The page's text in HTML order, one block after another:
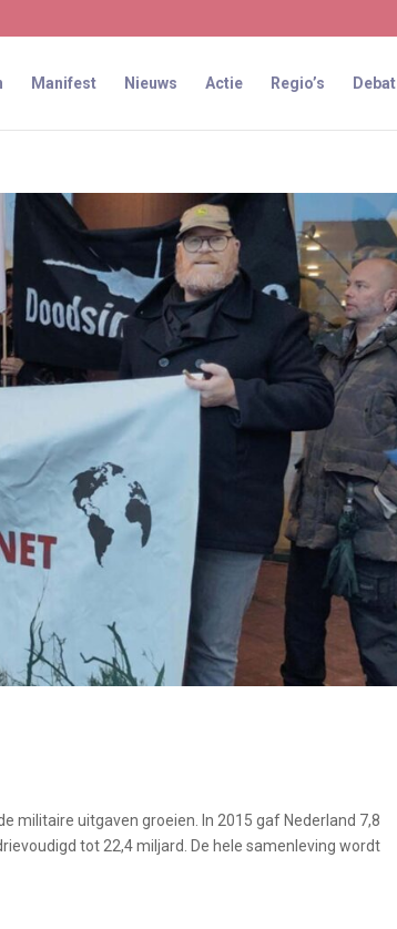
Manifest Nieuws Actie Regio’s Debat
militaire uitgaven groeien. In 2015 gaf Nederland 7,8
tot 22,4 miljard. De hele samenleving wordt